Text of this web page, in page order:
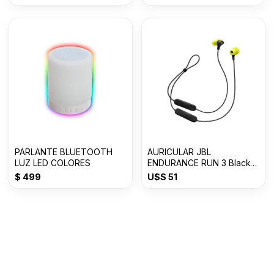
PARLANTE BLUETOOTH
LUZ LED COLORES
$ 499
AURICULAR JBL
ENDURANCE RUN 3 Black
Lime
U$S 51